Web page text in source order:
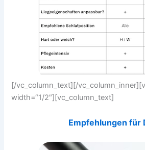
[/vc_column_text][/
width=“1/2″][vc_column_text]
Empfehlungen für